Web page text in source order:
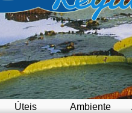
Úteis Ambiente